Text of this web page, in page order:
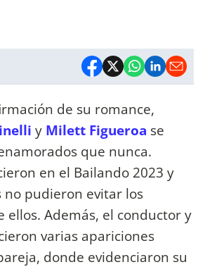
de su romance,
y Milett Figueroa se
que nunca.
en el Bailando 2023 y
no pudieron evitar los
ellos. Además, el conductor y
varias apariciones
donde evidenciaron su